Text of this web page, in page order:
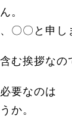
。
〇〇と申し
む挨拶なの
要なのは
か。